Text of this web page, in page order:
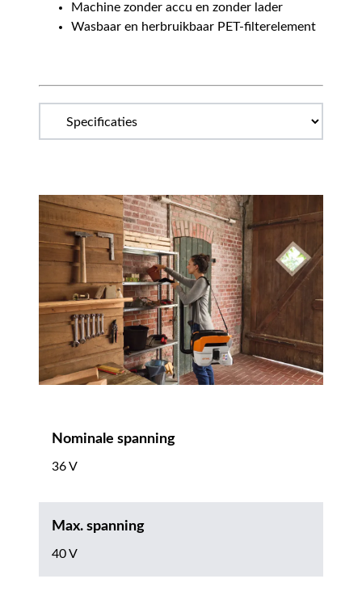
Machine zonder accu en zonder lader
Wasbaar en herbruikbaar PET-filterelement
Nominale spanning
36 V
Max. spanning
40 V